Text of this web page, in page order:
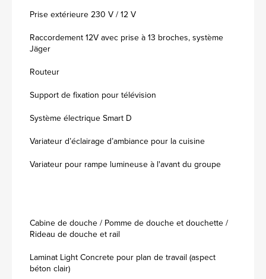
Prise extérieure 230 V / 12 V
Raccordement 12V avec prise à 13 broches, système
Jäger
Routeur
Support de fixation pour télévision
Système électrique Smart D
Variateur d’éclairage d’ambiance pour la cuisine
Variateur pour rampe lumineuse à l'avant du groupe
Cabine de douche / Pomme de douche et douchette /
Rideau de douche et rail
Laminat Light Concrete pour plan de travail (aspect
béton clair)